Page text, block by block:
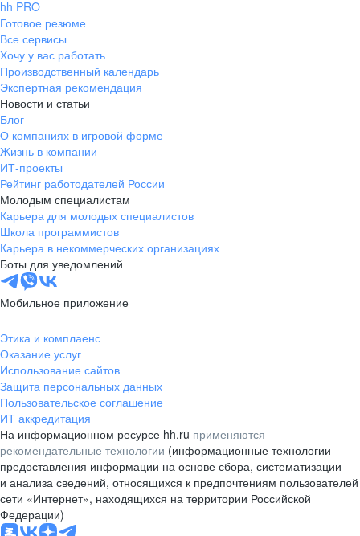
hh PRO
Готовое резюме
Все сервисы
Хочу у вас работать
Производственный календарь
Экспертная рекомендация
Новости и статьи
Блог
О компаниях в игровой форме
Жизнь в компании
ИТ-проекты
Рейтинг работодателей России
Молодым специалистам
Карьера для молодых специалистов
Школа программистов
Карьера в некоммерческих организациях
Боты для уведомлений
Мобильное приложение
Этика и комплаенс
Оказание услуг
Использование сайтов
Защита персональных данных
Пользовательское соглашение
ИТ аккредитация
На информационном ресурсе hh.ru применяются
рекомендательные технологии (информационные технологии
предоставления информации на основе сбора, систематизации
и анализа сведений, относящихся к предпочтениям пользователей
сети «Интернет», находящихся на территории Российской
Федерации)